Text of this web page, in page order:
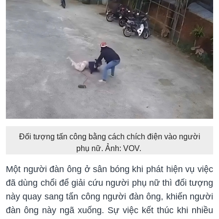
Đối tượng tấn công bằng cách chích điện vào người
phụ nữ. Ảnh: VOV.
Một người đàn ông ở sân bóng khi phát hiện vụ việc
đã dùng chổi để giải cứu người phụ nữ thì đối tượng
này quay sang tấn công người đàn ông, khiến người
đàn ông này ngã xuống. Sự việc kết thúc khi nhiều